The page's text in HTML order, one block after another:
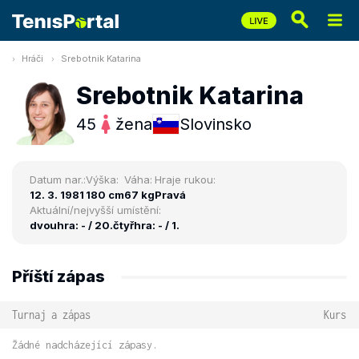
Hráči Srebotnik Katarina
Srebotnik Katarina
45 žena Slovinsko
Datum nar.:
12. 3. 1981
Výška:
180 cm
Váha:
67 kg
Hraje rukou:
Pravá
Aktuální/nejvyšší umístění:
dvouhra: - / 20.čtyřhra: - / 1.
Příští zápas
Turnaj a zápas Kurs
Žádné nadcházející zápasy.